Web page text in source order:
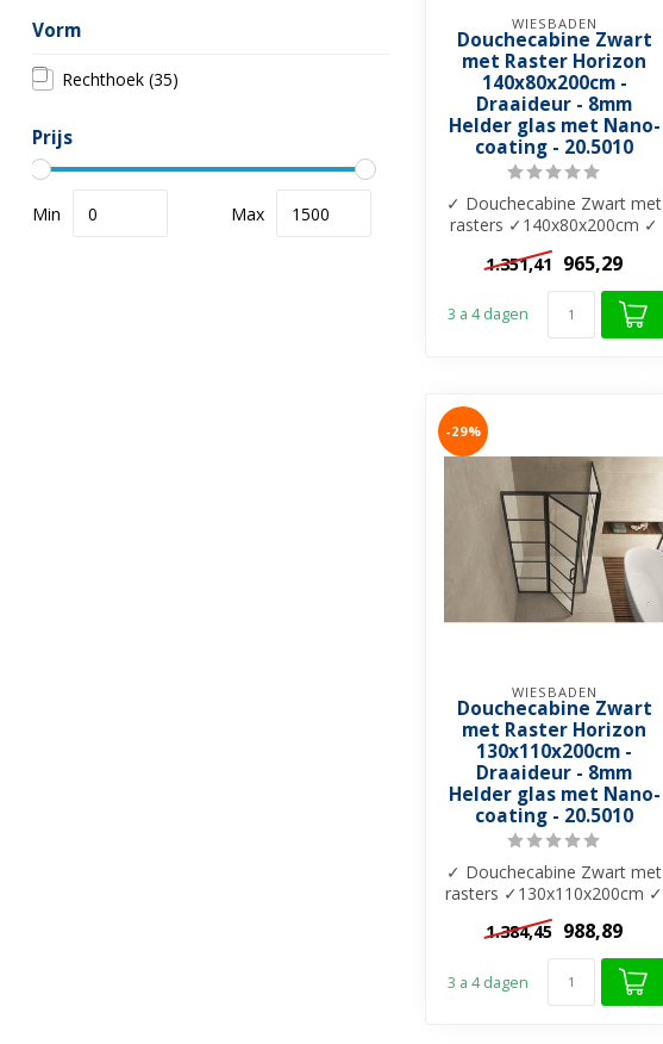
Vorm
Rechthoek (35)
Prijs
Min Max
WIESBADEN
Douchecabine Zwart
met Raster Horizon
140x80x200cm -
Draaideur - 8mm
Helder glas met Nano-
coating - 20.5010
✓ Douchecabine Zwart met
rasters ✓140x80x200cm ✓
8mm helder glas ✓ Nano-
coating ...
1.351,41 965,29
3 a 4 dagen
-29%
WIESBADEN
Douchecabine Zwart
met Raster Horizon
130x110x200cm -
Draaideur - 8mm
Helder glas met Nano-
coating - 20.5010
✓ Douchecabine Zwart met
rasters ✓130x110x200cm ✓
8mm helder glas ✓ Nano-
coating...
1.384,45 988,89
3 a 4 dagen